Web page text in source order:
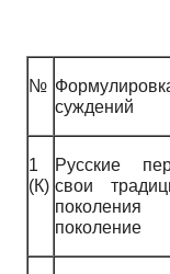
№
суждений
1
(К)
Русские
свои
поколение